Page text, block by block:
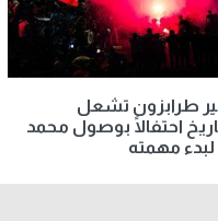
طرابزون تشعل
احتفالًا بوصول محمد
مهمته